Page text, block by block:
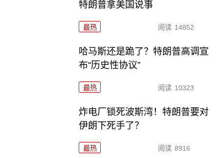
特朗普拿美国说事
最热 阅读 14852
哈马斯还是跪了？特朗普高调宣
布“历史性协议”
最热 阅读 10323
炸电厂锁死波斯湾！特朗普要对
伊朗下死手了？
最热 阅读 8916